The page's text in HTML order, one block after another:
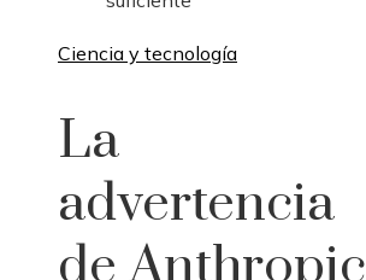
Ciencia y tecnología
La
advertencia
de Anthropic